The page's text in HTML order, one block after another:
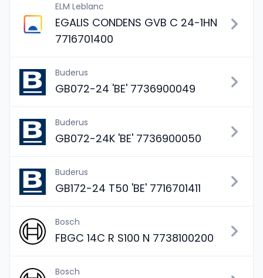
ELM Leblanc
EGALIS CONDENS GVB C 24-1HN
7716701400
Buderus
GB072-24 'BE' 7736900049
Buderus
GB072-24K 'BE' 7736900050
Buderus
GB172-24 T50 'BE' 7716701411
Bosch
FBGC 14C R S100 N 7738100200
Bosch